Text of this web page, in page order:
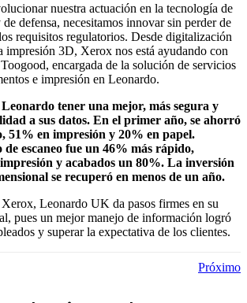
nuestra actuación en la tecnología de
defensa, necesitamos innovar sin perder de
requisitos regulatorios. Desde digitalización
impresión 3D, Xerox nos está ayudando con
encargada de la solución de servicios
e impresión en Leonardo.
tener una mejor, más segura y
a sus datos. En el primer año, se ahorró
51% en impresión y 20% en papel.
de escaneo fue un 46% más rápido,
y acabados un 80%. La inversión
se recuperó en menos de un año.
Leonardo UK da pasos firmes en su
pues un mejor manejo de información logró
y superar la expectativa de los clientes.
Próximo